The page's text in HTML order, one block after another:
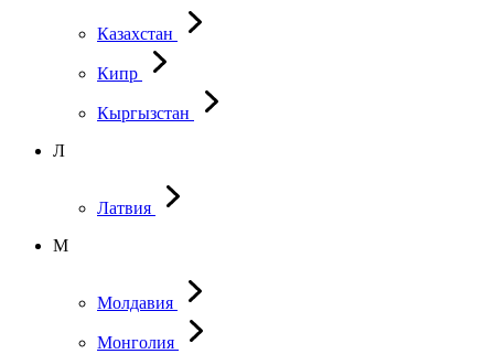
Казахстан
Кипр
Кыргызстан
Л
Латвия
М
Молдавия
Монголия